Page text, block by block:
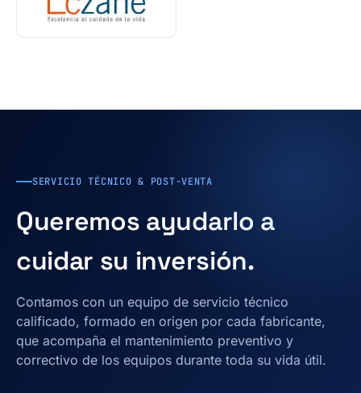
SERVICIO TÉCNICO & POST-VENTA
Queremos ayudarlo a
cuidar su inversión.
Contamos con un equipo de servicio técnico
calificado, formado en origen por cada fabricante,
que acompaña el mantenimiento preventivo y
correctivo de los equipos durante toda su vida útil.